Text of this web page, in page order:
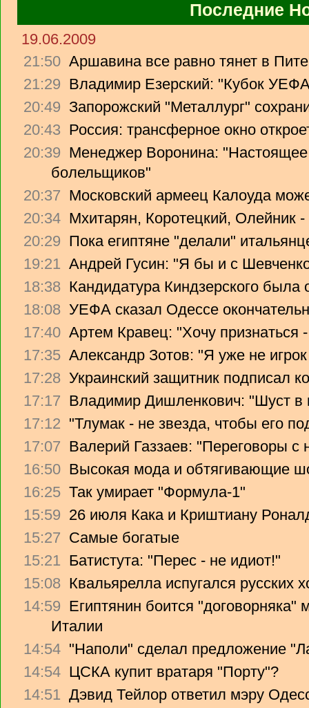
Последние
19.06.2009
21:50 Аршавина все равно тянет в
21:29 Владимир Езерский: "Кубок
20:49 Запорожский "Металлург"
20:43 Россия: трансферное окно
20:39 Менеджер Воронина: "Настоящее
болельщиков"
20:37 Московский армеец Калоуда
20:34 Мхитарян, Коротецкий, Олейник -
20:29 Пока египтяне "делали"
19:21 Андрей Гусин: "Я бы и с
18:38 Кандидатура Киндзерского была
18:08 УЕФА сказал Одессе
17:40 Артем Кравец: "Хочу признаться
17:35 Александр Зотов: "Я уже не
17:28 Украинский защитник подписал
17:17 Владимир Дишленкович: "Шуст в
17:12 "Тлумак - не звезда, чтобы его
17:07 Валерий Газзаев: "Переговоры с
16:50 Высокая мода и обтягивающие
16:25 Так умирает "Формула-1"
15:59 26 июля Кака и Криштиану
15:27 Самые богатые
15:21 Батистута: "Перес - не идиот!"
15:08 Квальярелла испугался русских
14:59 Египтянин боится
Италии
14:54 "Наполи" сделал предложение
14:54 ЦСКА купит вратаря "Порту"?
14:51 Дэвид Тейлор ответил мэру